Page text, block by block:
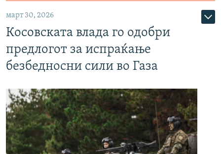
март 30, 2026
Косовската влада го одобри
предлогот за испраќање
безбедносни сили во Газа